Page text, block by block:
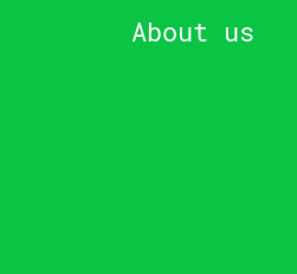
About us